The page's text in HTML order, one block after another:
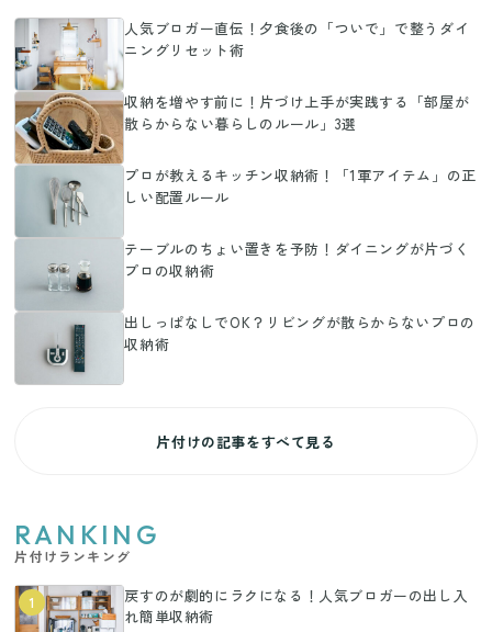
人気ブロガー直伝！夕食後の「ついで」で整うダイ
ニングリセット術
収納を増やす前に！片づけ上手が実践する「部屋が
散らからない暮らしのルール」3選
プロが教えるキッチン収納術！「1軍アイテム」の正
しい配置ルール
テーブルのちょい置きを予防！ダイニングが片づく
プロの収納術
出しっぱなしでOK？リビングが散らからないプロの
収納術
片付けの記事をすべて見る
RANKING
片付けランキング
1
戻すのが劇的にラクになる！人気ブロガーの出し入
れ簡単収納術